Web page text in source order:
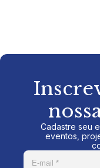
Cadastre seu
eventos,